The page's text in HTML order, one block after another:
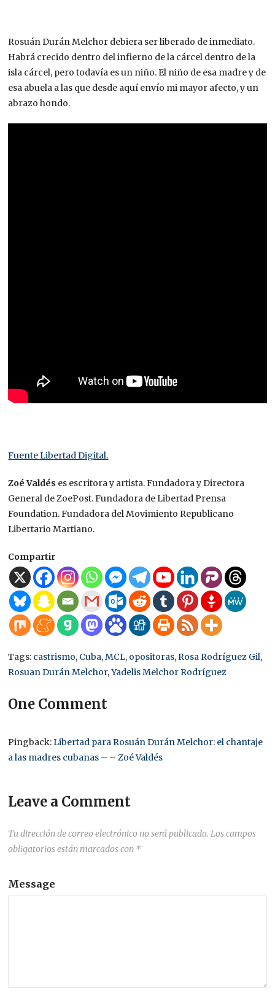
Rosuán Durán Melchor debiera ser liberado de inmediato.
Habrá crecido dentro del infierno de la cárcel dentro de la
isla cárcel, pero todavía es un niño. El niño de esa madre y de
esa abuela a las que desde aquí envío mi mayor afecto, y un
abrazo hondo.
Fuente Libertad Digital.
Zoé Valdés es escritora y artista. Fundadora y Directora
General de ZoePost. Fundadora de Libertad Prensa
Foundation. Fundadora del Movimiento Republicano
Libertario Martiano.
Compartir
Tags: castrismo, Cuba,MCL, opositoras,Rosa Rodríguez Gil,
Rosuan Durán Melchor,Yadelis Melchor Rodríguez
One Comment
Pingback:Libertad para Rosuán Durán Melchor: el chantaje
a las madres cubanas – – Zoé Valdés
Leave a Comment
Tu dirección de correo electrónico no será publicada. Los campos
obligatorios están marcados con *
Message